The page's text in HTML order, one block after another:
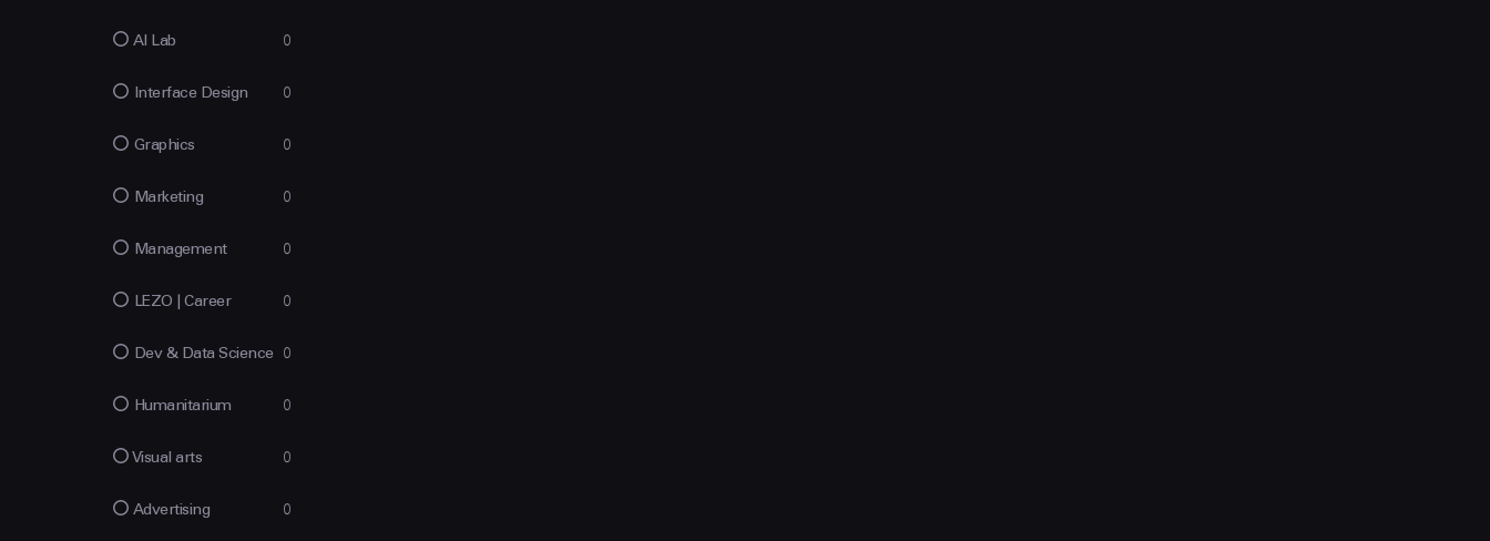
AI Lab 0
Interface Design 0
Graphics 0
Marketing 0
Management 0
LEZO | Сareer 0
Dev & Data Science 0
Humanitarium 0
Visual arts 0
Advertising 0